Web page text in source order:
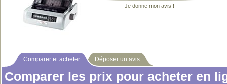
Je donne mon avis !
Comparer et acheter Déposer un avis
Comparer les prix pour acheter en